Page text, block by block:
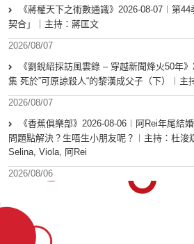
《蔣權天下之術數通識》2026-08-07︱第
契合」｜主持：蔣匡文
2026/08/07
《劉銳紹採訪風雲錄 – 穿越新聞烽火50年
集 死於”可原諒殺人“的黎漢成父子（下）︱主
2026/08/07
《香蕉俱樂部》2026-08-06︱阿Rei年尾結
問題點解決？生唔生小朋友呢？︱主持：杜浚
Selina, Viola, 阿Rei
2026/08/06